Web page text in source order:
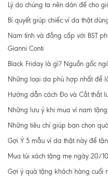
Lý do chúng ta nên dán đế cho
Bí quyết giúp chiếc ví da thật
Nam tính và đẳng cấp với BST
Gianni Conti
Black Friday là gì? Nguồn gốc
Những loại da phù hợp nhất để
Hướng dẫn cách Đo và Cắt thắt
Những lưu ý khi mua ví nam
Những tiêu chí giúp bạn chọn
Gợi Ý 5 mẫu ví da thật này để
Mua túi xách tặng mẹ ngày 20/
Gợi ý quà tặng khách hàng cuối